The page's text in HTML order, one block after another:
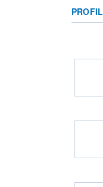
PROFIL